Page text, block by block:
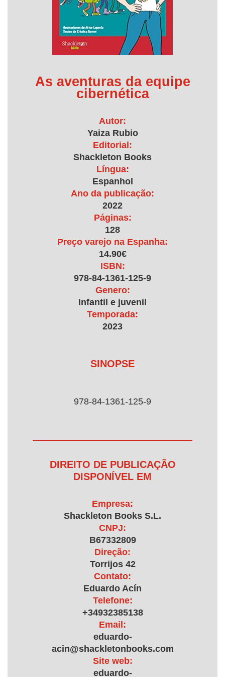
As aventuras da equipe
cibernética
Autor:
Yaiza Rubio
Editorial:
Shackleton Books
Língua:
Espanhol
Ano da publicação:
2022
Páginas:
128
Preço varejo na Espanha:
14.90€
ISBN:
978-84-1361-125-9
Genero:
Infantil e juvenil
Temporada:
2023
SINOPSE
978-84-1361-125-9
DIREITO DE PUBLICAÇÃO
DISPONÍVEL EM
Empresa:
Shackleton Books S.L.
CNPJ:
B67332809
Direção:
Torrijos 42
Contato:
Eduardo Acín
Telefone:
+34932385138
Email:
eduardo-
acin@shackletonbooks.com
Site web:
eduardo-